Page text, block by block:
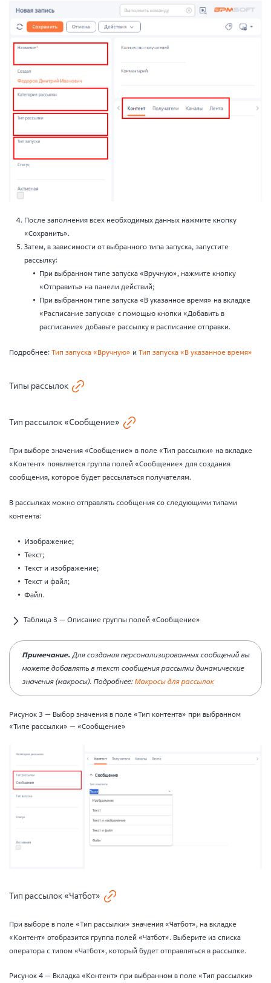
После заполнения всех необходимых данных нажмите кнопку
«Сохранить».
Затем, в зависимости от выбранного типа запуска, запустите
рассылку:
При выбранном типе запуска «Вручную», нажмите кнопку
«Отправить» на панели действий;
При выбранном типе запуска «В указанное время» на вкладке
«Расписание запуска» с помощью кнопки «Добавить в
расписание» добавьте рассылку в расписание отправки.
Подробнее:Тип запуска «Вручную» и Тип запуска «В указанное время»
Типы рассылок
Тип рассылок «Сообщение»
При выборе значения «Сообщение» в поле «Тип рассылки» на вкладке
«Контент» появляется группа полей «Сообщение» для создания
сообщения, которое будет рассылаться получателям.
В рассылках можно отправлять сообщения со следующими типами
контента:
Изображение;
Текст;
Текст и изображение;
Текст и файл;
Файл.
Таблица 3 — Описание группы полей «Сообщение»
Примечание.Для создания персонализированных сообщений вы
можете добавлять в текст сообщения рассылки динамические
значения (макросы). Подробнее:Макросы для рассылок
Рисунок 3 — Выбор значения в поле «Тип контента» при выбранном
«Типе рассылки» — «Сообщение»
Тип рассылок «Чатбот»
При выборе в поле «Тип рассылки» значения «Чатбот», на вкладке
«Контент» отобразится группа полей «Чатбот». Выберите из списка
оператора с типом «Чатбот», который будет отправляться в рассылке.
Рисунок 4 — Вкладка «Контент» при выбранном в поле «Тип рассылки»